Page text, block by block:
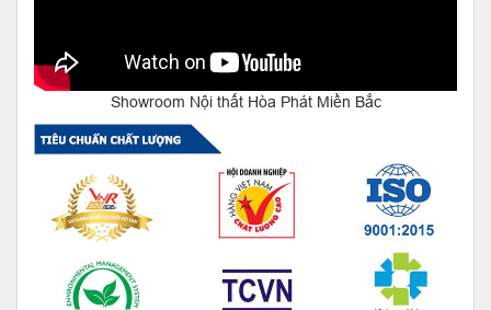
Showroom Nội thất Hòa Phát Miền Bắc